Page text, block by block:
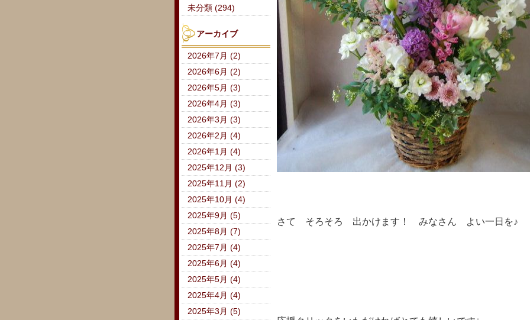
さて そろそろ 出かけます！ みなさん よい一日を♪
未分類 (294)
アーカイブ
2026年7月 (2)
2026年6月 (2)
2026年5月 (3)
2026年4月 (3)
2026年3月 (3)
2026年2月 (4)
2026年1月 (4)
2025年12月 (3)
2025年11月 (2)
2025年10月 (4)
2025年9月 (5)
2025年8月 (7)
2025年7月 (4)
2025年6月 (4)
2025年5月 (4)
2025年4月 (4)
2025年3月 (5)